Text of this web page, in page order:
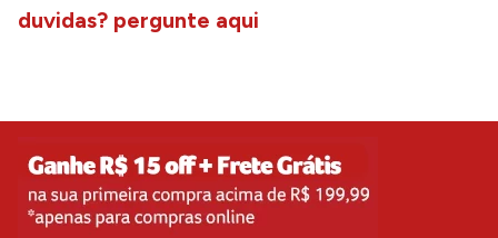
duvidas? pergunte aqui